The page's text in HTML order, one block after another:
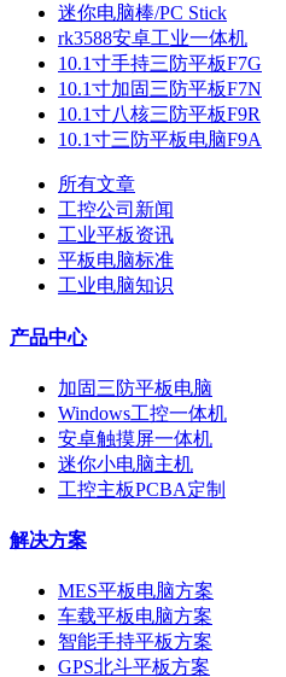
迷你电脑棒/PC Stick
rk3588安卓工业一体机
10.1寸手持三防平板F7G
10.1寸加固三防平板F7N
10.1寸八核三防平板F9R
10.1寸三防平板电脑F9A
所有文章
工控公司新闻
工业平板资讯
平板电脑标准
工业电脑知识
产品中心
加固三防平板电脑
Windows工控一体机
安卓触摸屏一体机
迷你小电脑主机
工控主板PCBA定制
解决方案
MES平板电脑方案
车载平板电脑方案
智能手持平板方案
GPS北斗平板方案